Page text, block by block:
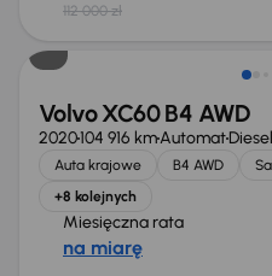
112 000 zł
Taniej o 2 000 zł
Volvo XC60 B4 AWD
2020104 916 kmAutomat
Auta krajowe B4 AWD
+8 kolejnych
Miesięczna rata
na miarę